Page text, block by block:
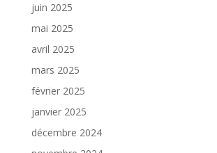
juin 2025
mai 2025
avril 2025
mars 2025
février 2025
janvier 2025
décembre 2024